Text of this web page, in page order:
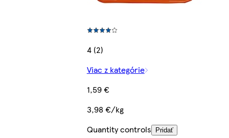
4 (2)
Viac z kategórie
1,59 €
3,98 €/kg
Quantity controls
Pridať